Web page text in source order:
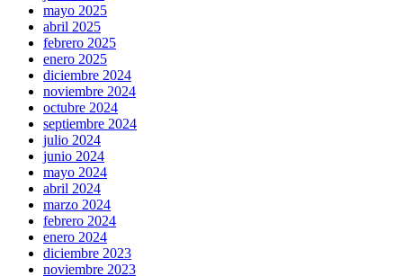
mayo 2025
abril 2025
febrero 2025
enero 2025
diciembre 2024
noviembre 2024
octubre 2024
septiembre 2024
julio 2024
junio 2024
mayo 2024
abril 2024
marzo 2024
febrero 2024
enero 2024
diciembre 2023
noviembre 2023